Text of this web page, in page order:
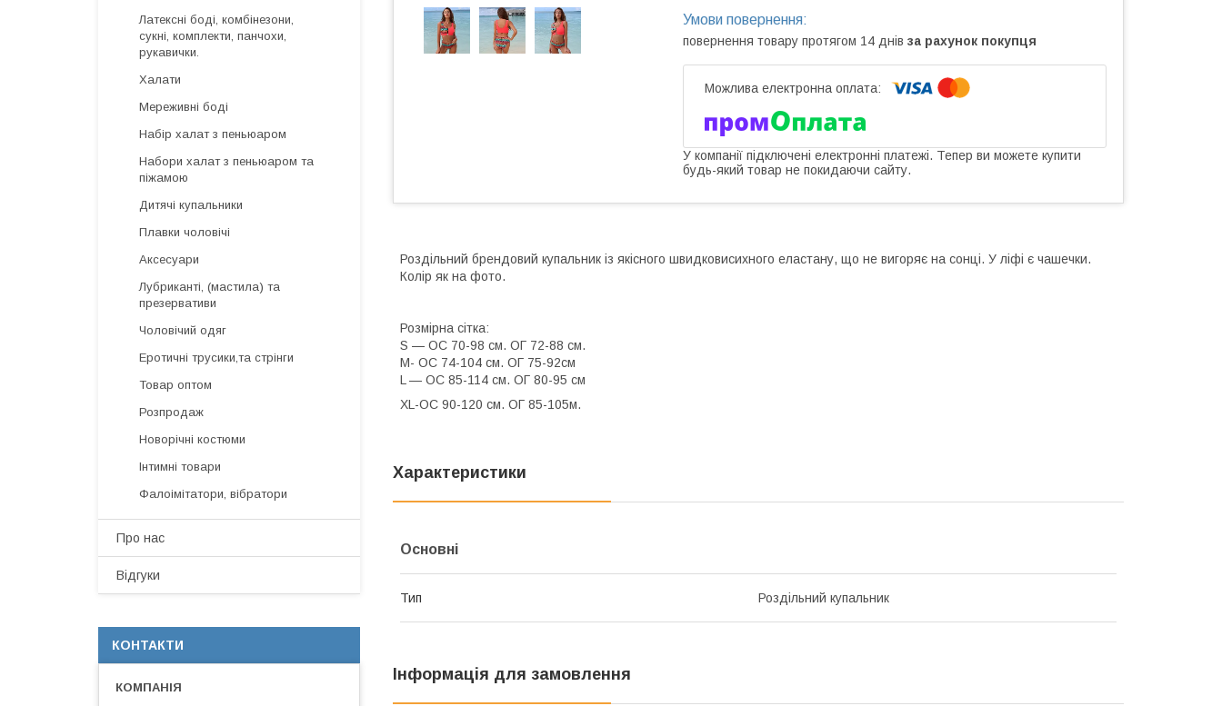
повернення товару протягом 14 днів за рахунок покупця
У компанії підключені електронні платежі. Тепер ви можете купити
будь-який товар не покидаючи сайту.
Роздільний брендовий купальник із якісного швидковисихного еластану, що не вигоряє на сонці. У ліфі є чашечки.
Колір як на фото.
Розмірна сітка:
S — ОС 70-98 см. ОГ 72-88 см.
M- ОС 74-104 см. ОГ 75-92см
L — ОС 85-114 см. ОГ 80-95 см
XL-ОС 90-120 см. ОГ 85-105м.
Характеристики
Основні
Тип Роздільний купальник
Інформація для замовлення
Латексні боді, комбінезони,
сукні, комплекти, панчохи,
рукавички.
Халати
Мереживні боді
Набір халат з пеньюаром
Набори халат з пеньюаром та
піжамою
Дитячі купальники
Плавки чоловічі
Аксесуари
Лубриканті, (мастила) та
презервативи
Чоловічий одяг
Еротичні трусики,та стрінги
Товар оптом
Розпродаж
Новорічні костюми
Інтимні товари
Фалоімітатори, вібратори
Про нас
Відгуки
КОНТАКТИ